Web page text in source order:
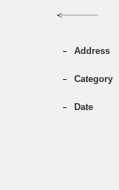
Previous
Address
Category
Date